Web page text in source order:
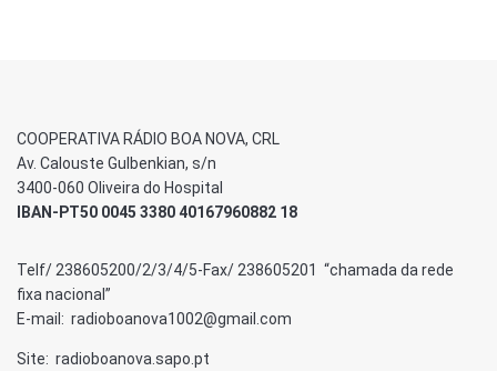
COOPERATIVA RÁDIO BOA NOVA, CRL
Av. Calouste Gulbenkian, s/n
3400-060 Oliveira do Hospital
IBAN-PT50 0045 3380 40167960882 18
Telf/ 238605200/2/3/4/5-Fax/ 238605201 “chamada da rede
fixa nacional”
E-mail: radioboanova1002@gmail.com
Site: radioboanova.sapo.pt